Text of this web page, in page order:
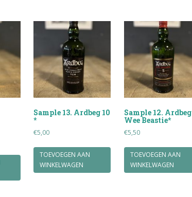
Sample 13. Ardbeg 10
*
€5,00
TOEVOEGEN AAN
WINKELWAGEN
Sample 12. Ardbeg
Wee Beastie*
€5,50
TOEVOEGEN AAN
WINKELWAGEN